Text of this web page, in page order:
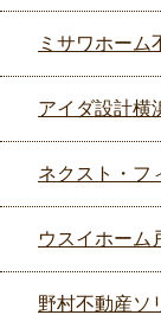
ミサワホーム
アイダ設計横
ネクスト・フ
ウスイホーム
野村不動産ソ